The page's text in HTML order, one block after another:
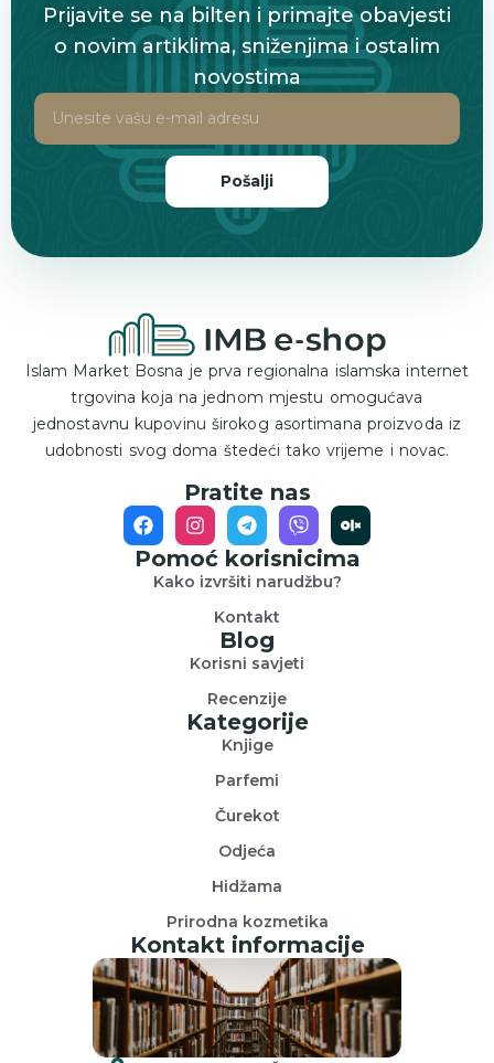
Prijavite se na bilten i primajte obavjesti
o novim artiklima, sniženjima i ostalim
novostima
Pošalji
Islam Market Bosna je prva regionalna islamska internet
trgovina koja na jednom mjestu omogućava
jednostavnu kupovinu širokog asortimana proizvoda iz
udobnosti svog doma štedeći tako vrijeme i novac.
Pratite nas
Pomoć korisnicima
Kako izvršiti narudžbu?
Kontakt
Blog
Korisni savjeti
Recenzije
Kategorije
Knjige
Parfemi
Čurekot
Odjeća
Hidžama
Prirodna kozmetika
Kontakt informacije